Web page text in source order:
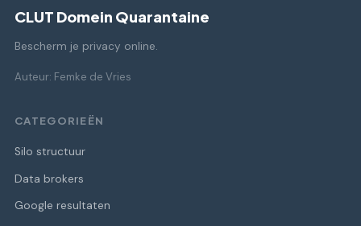
CLUT Domein Quarantaine
Bescherm je privacy online.
Auteur: Femke de Vries
CATEGORIEËN
Silo structuur
Data brokers
Google resultaten